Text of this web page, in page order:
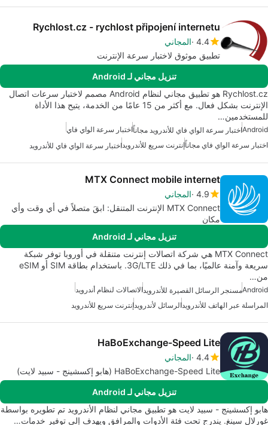
Rychlost.cz - rychlost připojení internetu
4.4 المجاني
تطبيق موثوق لاختبار سرعة الإنترنت
تنزيل مجاني لـ Android
Rychlost.cz هو تطبيق مجاني لنظام Android مصمم لاختبار سرعات اتصال
الإنترنت بشكل فعال. مع أكثر من 15 عامًا من الخدمة، يتيح هذا الأداة
للمستخدمين…
Androidاختبار سرعة الواي فاي للأندرويد مجاناًاختبار سرعة الواي فاي
اختبار سرعة الواي فاي مجاناًإنترنت سريع للأندرويداختبار سرعة الواي فاي للأندرويد
MTX Connect mobile internet
4.9 المجاني
MTX Connect الإنترنت المتنقل: ابقَ متصلاً في أي وقت وأي
مكان
تنزيل مجاني لـ Android
MTX Connect هي شركة اتصالات إنترنت متنقلة في أوروبا توفر شبكة
سريعة وآمنة عالميًا، بما في ذلك 3G/LTE. باستخدام بطاقة SIM أو eSIM
من…
Androidمسنجر الرسائل القصيرة للأندرويدالاتصالات لنظام أندرويد
المراسلة عبر الهاتف للأندرويدالرسائل لأندرويدإنترنت سريع للأندرويد
HaBoExchange-Speed Lite
4.4 المجاني
HaBoExchange-Speed Lite (هابو إكسشينج - سبيد لايت)
تنزيل مجاني لـ Android
هابو إكسشينج - سبيد لايت هو تطبيق مجاني لنظام الأندرويد تم تطويره بواسطة
غورلال سينغ. يندرج تحت فئة الأدوات والمرافق ويهدف إلى توفير خدمات…